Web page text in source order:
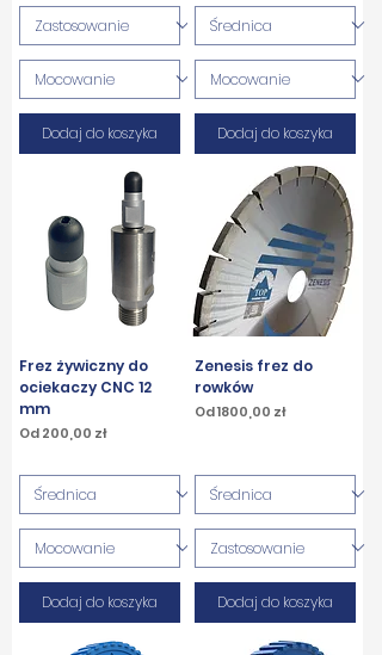
Dodaj do koszyka Dodaj do koszyka
Frez żywiczny do
ociekaczy CNC 12
mm
Od200,00 zł
Cena rabatowa
Dodaj do koszyka
Zenesis frez do
rowków
Od1800,00 zł
Cena rabatowa
Dodaj do koszyka